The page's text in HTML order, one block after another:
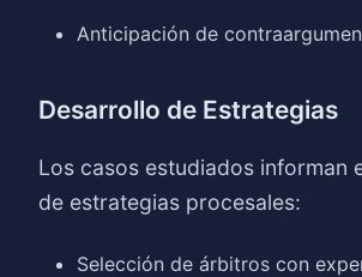
Anticipación de
Desarrollo de Estrategias
Los casos estudiados informan
de estrategias procesales:
Selección de árbitros con